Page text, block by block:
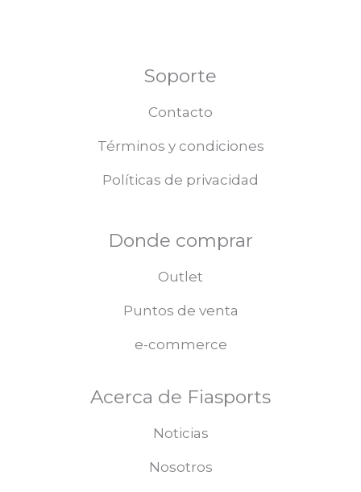
Soporte
Contacto
Términos y condiciones
Políticas de privacidad
Donde comprar
Outlet
Puntos de venta
e-commerce
Acerca de Fiasports
Noticias
Nosotros